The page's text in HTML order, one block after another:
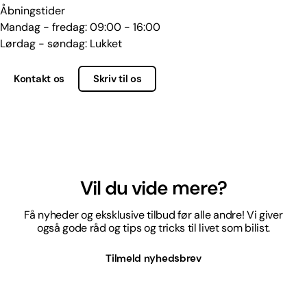
Åbningstider
Mandag - fredag: 09:00 - 16:00
Lørdag - søndag: Lukket
Kontakt os Skriv til os
Vil du vide mere?
Få nyheder og eksklusive tilbud før alle andre! Vi giver
også gode råd og tips og tricks til livet som bilist.
Tilmeld nyhedsbrev